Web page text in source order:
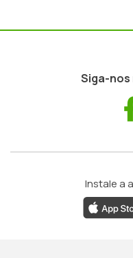
Siga-nos
Instale a